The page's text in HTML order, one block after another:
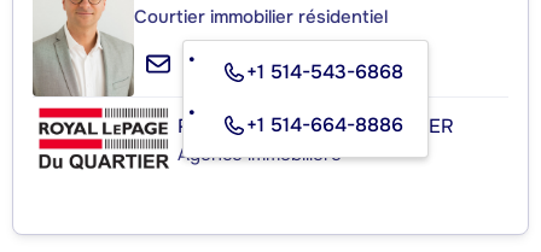
Courtier immobilier résidentiel
+1 514-543-6868
+1 514-664-8886
ROYAL LEPAGE DU QUARTIER
Agence immobilière